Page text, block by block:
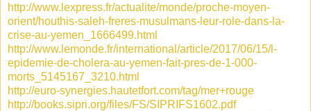
http://www.lexpress.fr/actualite/monde/proche-moyen-
orient/houthis-saleh-freres-musulmans-leur-role-dans-la-
crise-au-yemen_1666499.html
http://www.lemonde.fr/international/article/2017/06/15/l-
epidemie-de-cholera-au-yemen-fait-pres-de-1-000-
morts_5145167_3210.html
http://euro-synergies.hautetfort.com/tag/mer+rouge
http://books.sipri.org/files/FS/SIPRIFS1602.pdf